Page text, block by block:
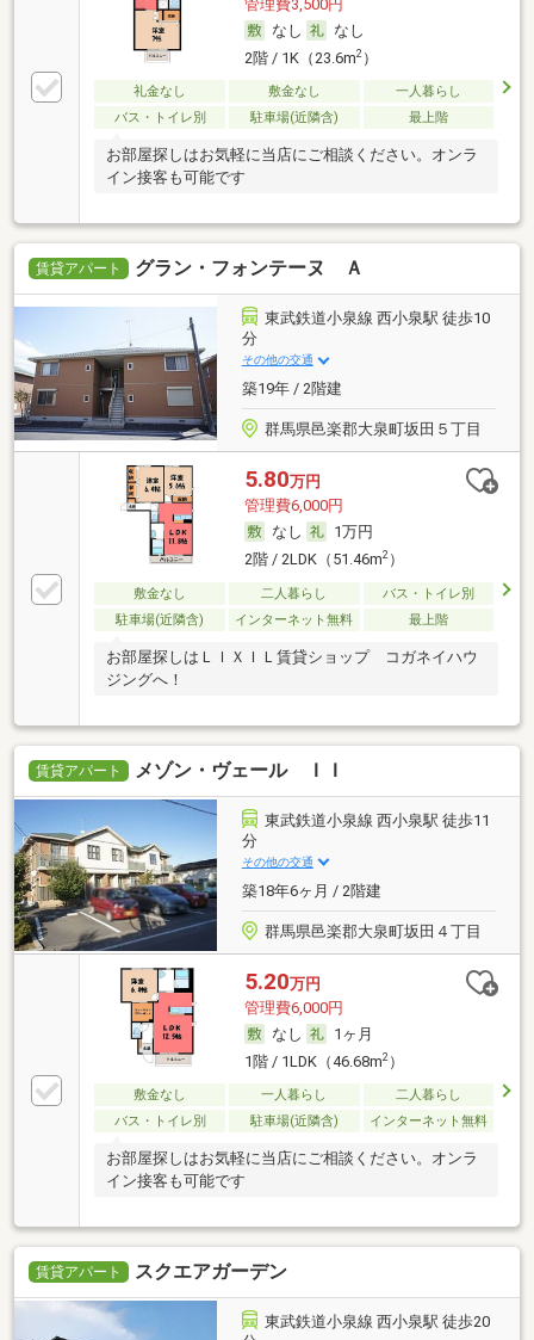
管理費3,500円
なし
なし
2階 / 1K（23.6m2）
礼金なし 敷金なし
一人暮らし
バス・トイレ別
駐車場(近隣含) 最上階
お部屋探しはお気軽に当店にご相談ください。オンラ
イン接客も可能です
賃貸アパート グラン・フォンテーヌ Ａ
東武鉄道小泉線 西小泉駅 徒歩10
分
その他の交通
築19年 / 2階建
群馬県邑楽郡大泉町坂田５丁目
5.80万円
管理費6,000円
なし
1万円
2階 / 2LDK（51.46m2）
敷金なし 二人暮らし
バス・トイレ別
駐車場(近隣含)
インターネット無料 最上階
お部屋探しはＬＩＸＩＬ賃貸ショップ コガネイハウ
ジングへ！
賃貸アパート メゾン・ヴェール ＩＩ
東武鉄道小泉線 西小泉駅 徒歩11
分
その他の交通
築18年6ヶ月 / 2階建
群馬県邑楽郡大泉町坂田４丁目
5.20万円
管理費6,000円
なし
1ヶ月
1階 / 1LDK（46.68m2）
敷金なし 一人暮らし
二人暮らし
バス・トイレ別
駐車場(近隣含) インターネット無料
お部屋探しはお気軽に当店にご相談ください。オンラ
イン接客も可能です
賃貸アパート スクエアガーデン
東武鉄道小泉線 西小泉駅 徒歩20